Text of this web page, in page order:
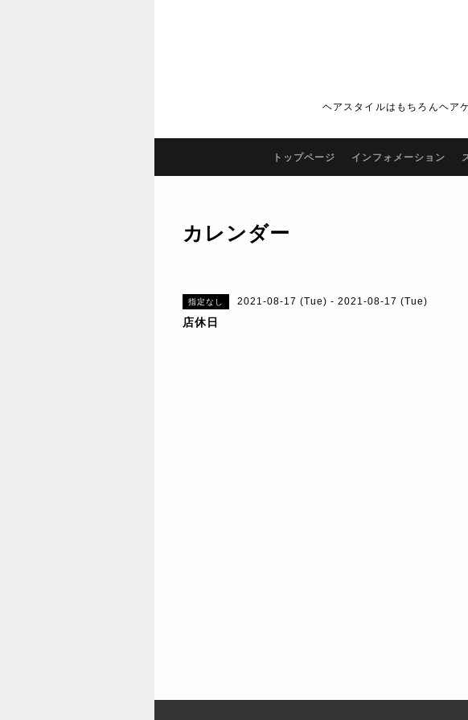
ヘアスタイルはもちろんヘア
トップページ インフォメーション
カレンダー
指定なし 2021-08-17 (Tue) - 2021-08-17 (Tue)
店休日